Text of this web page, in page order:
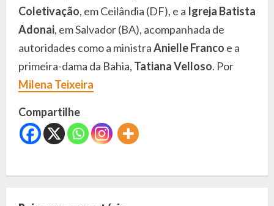
Coletivação, em Ceilândia (DF), e a Igreja Batista
Adonai, em Salvador (BA), acompanhada de
autoridades como a ministraAnielle Franco e a
primeira-dama da Bahia, Tatiana Velloso. Por
Milena Teixeira
Compartilhe
C